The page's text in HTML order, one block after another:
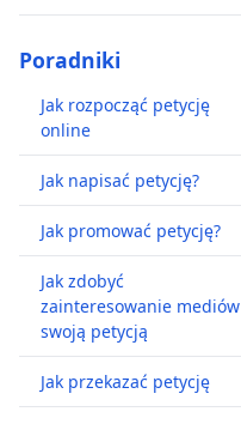
Poradniki
Jak rozpocząć petycję
online
Jak napisać petycję?
Jak promować petycję?
Jak zdobyć
zainteresowanie mediów
swoją petycją
Jak przekazać petycję